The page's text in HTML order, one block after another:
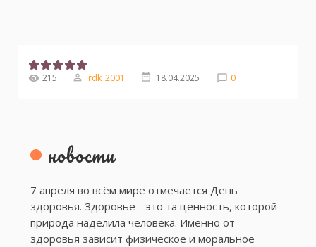
215 rdk_2001 18.04.2025 0
новости
7 апреля во всём мире отмечается День
здоровья. Здоровье - это та ценность, которой
природа наделила человека. Именно от
здоровья зависит физическое и моральное